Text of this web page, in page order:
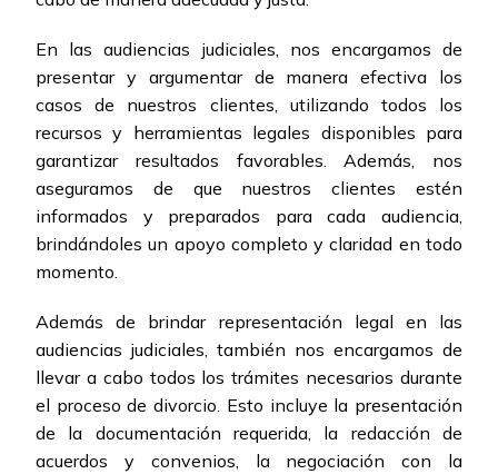
En las audiencias judiciales, nos encargamos de
presentar y argumentar de manera efectiva los
casos de nuestros clientes, utilizando todos los
recursos y herramientas legales disponibles para
garantizar resultados favorables. Además, nos
aseguramos de que nuestros clientes estén
informados y preparados para cada audiencia,
brindándoles un apoyo completo y claridad en todo
momento.
Además de brindar representación legal en las
audiencias judiciales, también nos encargamos de
llevar a cabo todos los trámites necesarios durante
el proceso de divorcio. Esto incluye la presentación
de la documentación requerida, la redacción de
acuerdos y convenios, la negociación con la